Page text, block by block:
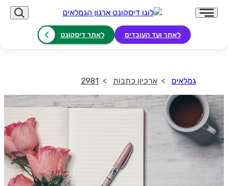
לאתר ועד העובדים לאתר דיסקונט
גמלאים ארכיון כתבות 2981